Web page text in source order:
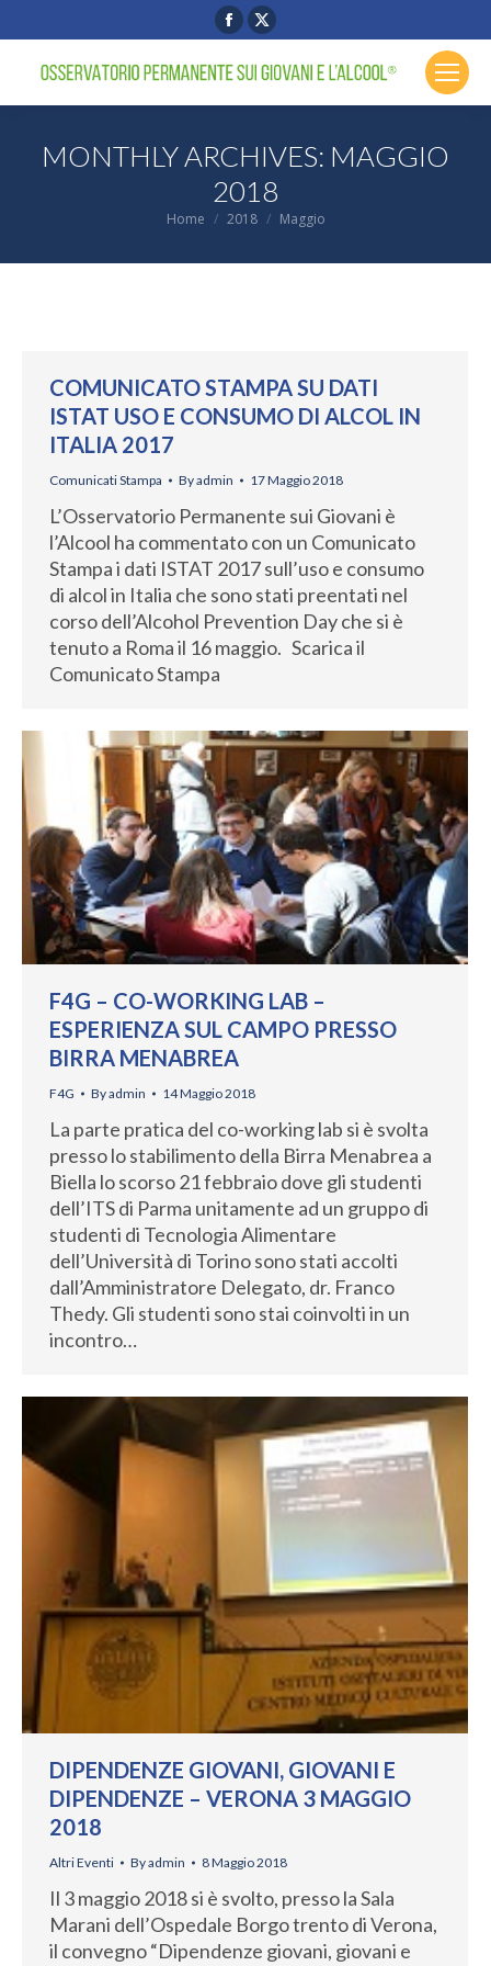
Facebook
page
opens
in
window
X
page
opens
in
window
MONTHLY ARCHIVES: MAGGIO
2018
You are here:
Home 2018 Maggio
COMUNICATO STAMPA SU DATI
ISTAT USO E CONSUMO DI ALCOL IN
ITALIA 2017
Comunicati Stampa Byadmin 17 Maggio 2018
L’Osservatorio Permanente sui Giovani è
l’Alcool ha commentato con un Comunicato
Stampa i dati ISTAT 2017 sull’uso e consumo
di alcol in Italia che sono stati preentati nel
corso dell’Alcohol Prevention Day che si è
tenuto a Roma il 16 maggio. Scarica il
Comunicato Stampa
F4G – CO-WORKING LAB –
ESPERIENZA SUL CAMPO PRESSO
BIRRA MENABREA
F4G Byadmin 14 Maggio 2018
La parte pratica del co-working lab si è svolta
presso lo stabilimento della Birra Menabrea a
Biella lo scorso 21 febbraio dove gli studenti
dell’ITS di Parma unitamente ad un gruppo di
studenti di Tecnologia Alimentare
dell’Università di Torino sono stati accolti
dall’Amministratore Delegato, dr. Franco
Thedy. Gli studenti sono stai coinvolti in un
incontro…
DIPENDENZE GIOVANI, GIOVANI E
DIPENDENZE – VERONA 3 MAGGIO
2018
Altri Eventi Byadmin 8 Maggio 2018
Il 3 maggio 2018 si è svolto, presso la Sala
Marani dell’Ospedale Borgo trento di Verona,
il convegno “Dipendenze giovani, giovani e